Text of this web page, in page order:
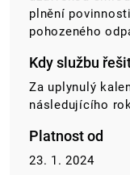
plnění
pohozeného
Kdy službu
Za uplynulý
následujícího
Platnost od
23. 1. 2024